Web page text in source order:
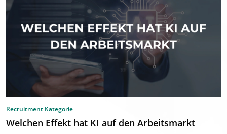
Recruitment Kategorie
Welchen Effekt hat KI auf den Arbeitsmarkt